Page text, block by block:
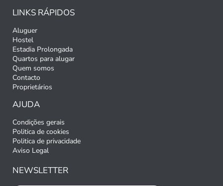
LINKS RÁPIDOS
Aluguer
Hostel
Estadia Prolongada
Quartos para alugar
Quem somos
Contacto
Proprietários
AJUDA
Condições gerais
Politica de cookies
Politica de privacidade
Aviso Legal
NEWSLETTER